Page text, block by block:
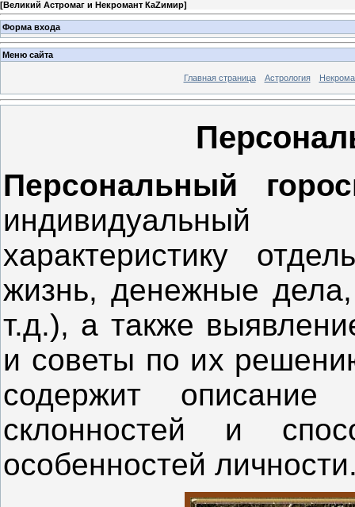
[Великий Астромаг и Некромант КаZимир]
Форма входа
Меню сайта
Главная страница Астрология
Персональный
характеристику
жизнь, денежные
т.д.), а также
и советы по их
содержит описание
склонностей и
особенностей